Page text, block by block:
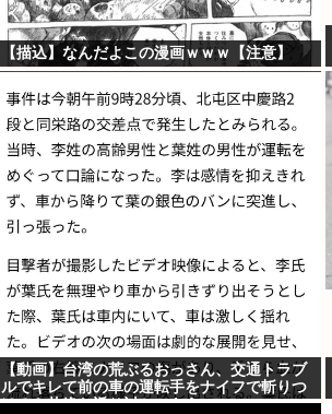
【描込】なんだよこの漫画ｗｗｗ【注意】
【動画】台湾の荒ぶるおっさん、交通トラブ
ルでキレて前の車の運転手をナイフで斬りつ
けるも壮絶な返り討ちにあう